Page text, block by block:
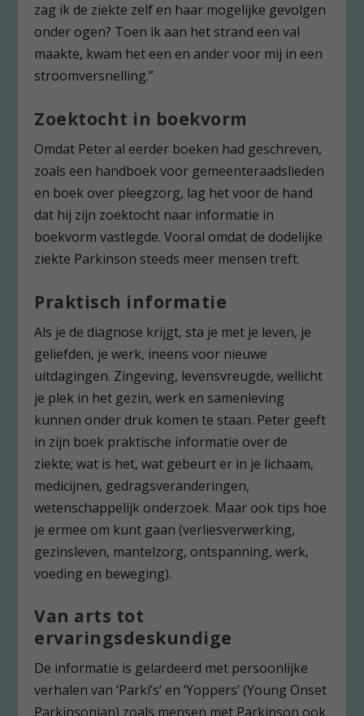
zag ik de ziekte zelf en haar mogelijke gevolgen
onder ogen? Toen ik aan het strand een val
maakte, kwam het een en ander voor mij in een
stroomversnelling.”
Zoektocht in boekvorm
Omdat Peter al eerder boeken had geschreven,
zoals een handboek voor gemeenteraadslieden
en boek over pleegzorg, lag het voor de hand
dat hij zijn zoektocht naar informatie in
boekvorm vastlegde. Vooral omdat de dodelijke
ziekte Parkinson steeds meer mensen treft.
Praktisch informatie
Als je de diagnose krijgt, sta je met je leven, je
geliefden, je werk, ineens voor nieuwe
uitdagingen. Zingeving, levensvreugde, wellicht
je plek in het gezin, werk en samenleving
kunnen onder druk komen te staan. Peter geeft
in zijn boek praktische informatie over de
ziekte; wat is het, wat gebeurt er in je lichaam,
medicijnen, gedragsveranderingen,
wetenschappelijk onderzoek. Maar ook tips hoe
je ermee om kunt gaan (verliesverwerking,
gezinsleven, mantelzorg, ontspanning, werk,
voeding en beweging).
Van arts tot
ervaringsdeskundige
De informatie is gelardeerd met persoonlijke
verhalen van ‘Parki’s’ en ‘Yoppers’ (Young Onset
Parkinsonian) zoals mensen met Parkinson ook